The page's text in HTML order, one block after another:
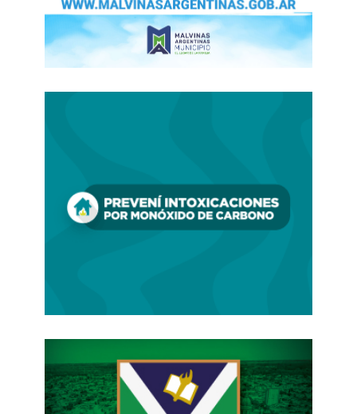
copernicana: de aplicar un régimen punitivo, el
preceptor ha pasado a ser la primera trinchera de la
contención psicoemocional.
El andamiaje jurídico: la brecha entre la ley y el
elevarse con firmeza.Exigimos al preceptor que
sea psicólogo, mediador, trabajador social y
enfermero, pero el sistema lo retribuye y
1. El mandato de la Ley de Educación Nacional
26.206: